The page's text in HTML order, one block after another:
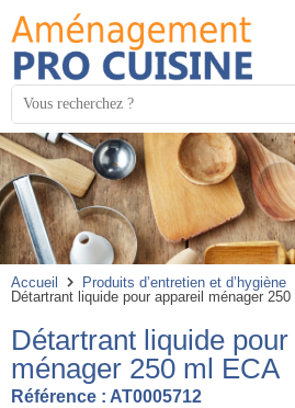
Mots
clés
:
Accueil Produits d’entretien et d’hygiène
Détartrant liquide pour appareil ménager
Détartrant liquide
ménager 250 ml ECA
Référence : AT0005712
Panneau de gestion des cookies